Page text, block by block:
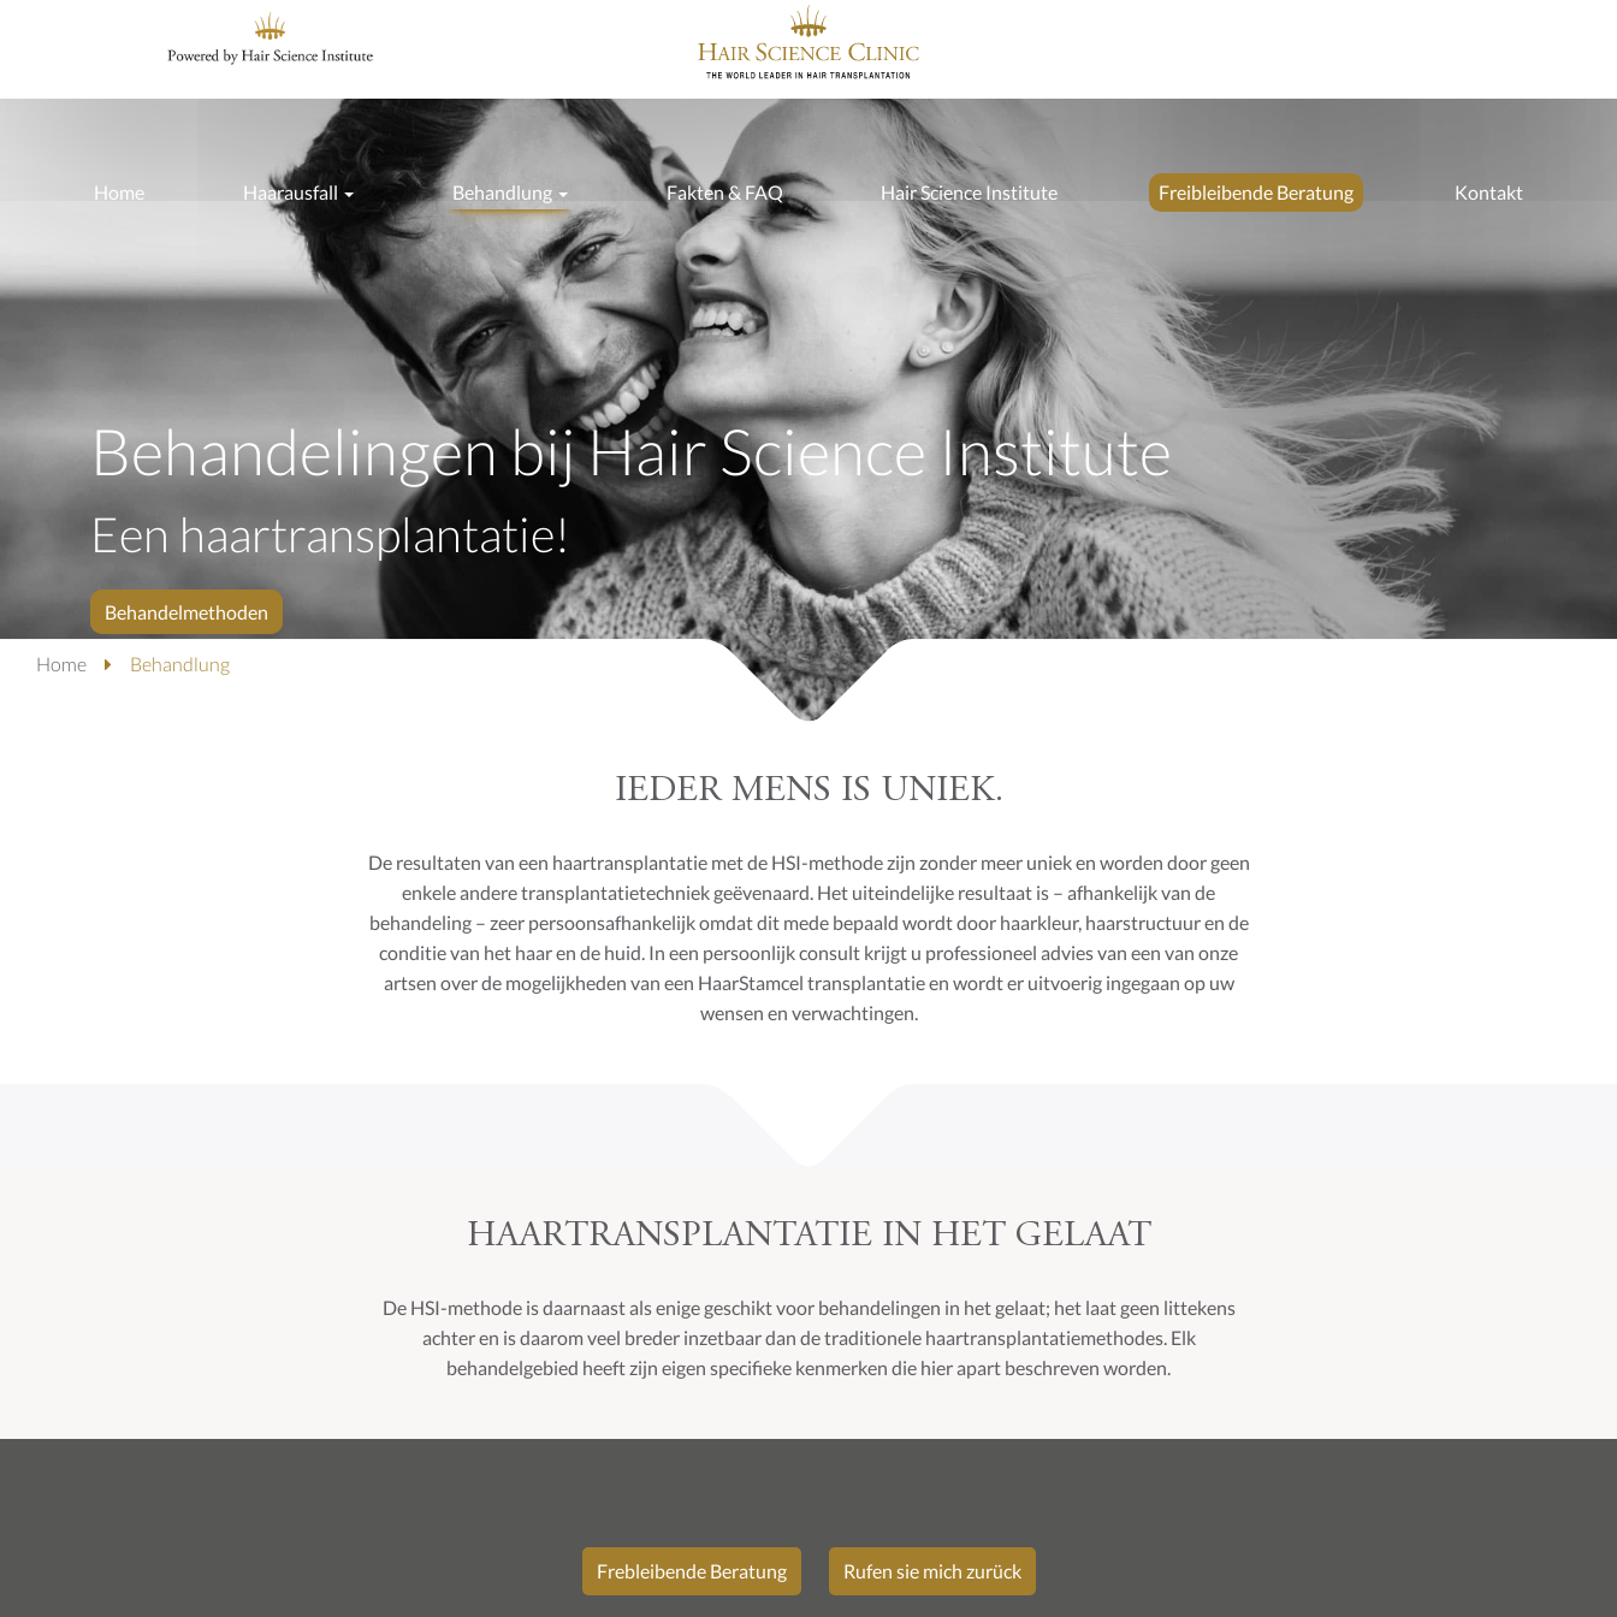
Home Haarausfall Behandlung Fakten & FAQ Hair Science Institute Freibleibende Beratung Kontakt
Behandelingen bij Hair Science Institute
Een haartransplantatie!
Behandelmethoden
Home Behandlung
IEDER MENS IS UNIEK.
De resultaten van een haartransplantatie met de HSI-methode zijn zonder meer uniek en worden door geen
enkele andere transplantatietechniek geëvenaard. Het uiteindelijke resultaat is – afhankelijk van de
behandeling – zeer persoonsafhankelijk omdat dit mede bepaald wordt door haarkleur, haarstructuur en de
conditie van het haar en de huid. In een persoonlijk consult krijgt u professioneel advies van een van onze
artsen over de mogelijkheden van een HaarStamcel transplantatie en wordt er uitvoerig ingegaan op uw
wensen en verwachtingen.
HAARTRANSPLANTATIE IN HET GELAAT
De HSI-methode is daarnaast als enige geschikt voor behandelingen in het gelaat; het laat geen littekens
achter en is daarom veel breder inzetbaar dan de traditionele haartransplantatiemethodes. Elk
behandelgebied heeft zijn eigen specifieke kenmerken die hier apart beschreven worden.
Frebleibende Beratung Rufen sie mich zurück